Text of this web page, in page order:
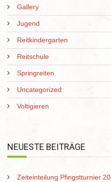
Gallery
Jugend
Reitkindergarten
Reitschule
Springreiten
Uncategorized
Voltigieren
NEUESTE BEITRÄGE
Zeiteinteilung Pfingstturnier